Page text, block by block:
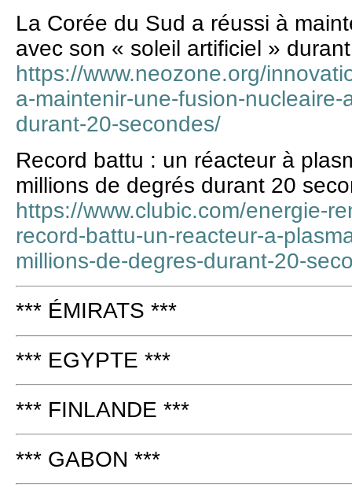
La Corée du Sud a réussi à
avec son « soleil artificiel »
https://www.neozone.org/
a-maintenir-une-fusion-
durant-20-secondes/
Record battu : un réacteur à
millions de degrés durant 20
https://www.clubic.com/energie-
record-battu-un-reacteur-a-
millions-de-degres-durant-20-
*** ÉMIRATS ***
*** EGYPTE ***
*** FINLANDE ***
*** GABON ***